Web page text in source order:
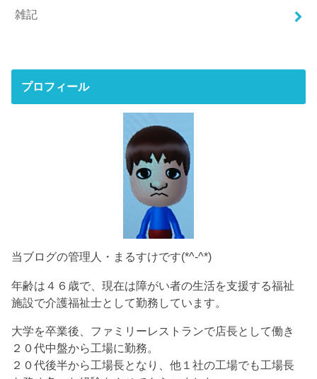
雑記
プロフィール
当ブログの管理人・まるすけです(*^-^*)
年齢は４６歳で、現在は障がい者の生活を支援する福祉
施設で介護福祉士として勤務しています。
大学を卒業後、ファミリーレストランで店長として働き
２０代中盤から工場に勤務。
２０代後半から工場長となり、他１社の工場でも工場長